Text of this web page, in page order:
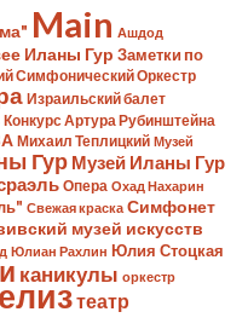
Main Ашдод
Иланы Гур Заметки по
Симфонический Оркестр
Израильский балет
Конкурс Артура Рубинштейна
Михаил Теплицкий Музей
Гур Музей Иланы Гур
Опера Охад Нахарин
Свежая краска Симфонет
музей искусств
Юлиан Рахлин Юлия Стоцкая
каникулы оркестр
театр